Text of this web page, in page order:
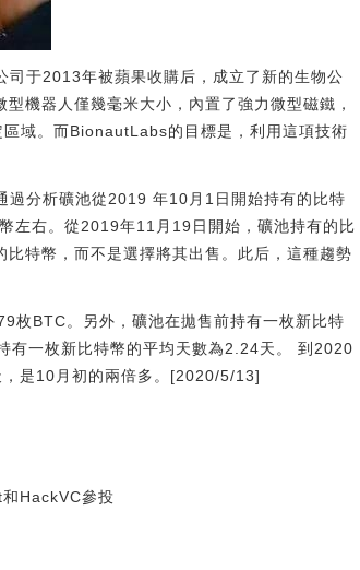
于2013年被蘋果收購后，成立了新的生物公
機器人僅幾毫米大小，內置了強力微型磁鐵，
域。而BionautLabs的目標是，利用這項技術
分析礦池從2019 年10月1日開始持有的比特
左右。從2019年11月19日開始，礦池持有的比
特幣，而不是選擇將其出售。此后，這種趨勢
枚BTC。另外，礦池在拋售前持有一枚新比特
有一枚新比特幣的平均天數為2.24天。 到2020
是10月初的兩倍多。[2020/5/13]
HackVC參投